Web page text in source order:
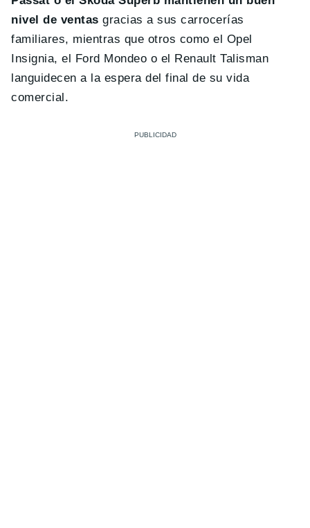
nivel de ventas gracias a sus carrocerías
familiares, mientras que otros como el Opel
Insignia, el Ford Mondeo o el Renault Talisman
languidecen a la espera del final de su vida
comercial.